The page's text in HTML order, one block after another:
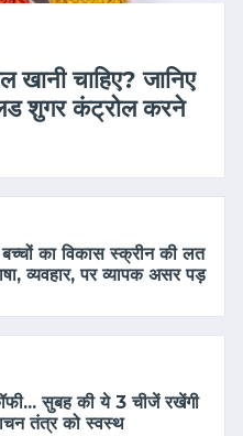
खानी चाहिए? जानिए
शुगर कंट्रोल करने
बच्चों का विकास स्क्रीन की लत
व्यवहार, पर व्यापक असर पड़
सुबह की ये 3 चीजें रखेंगी
तंत्र को स्वस्थ